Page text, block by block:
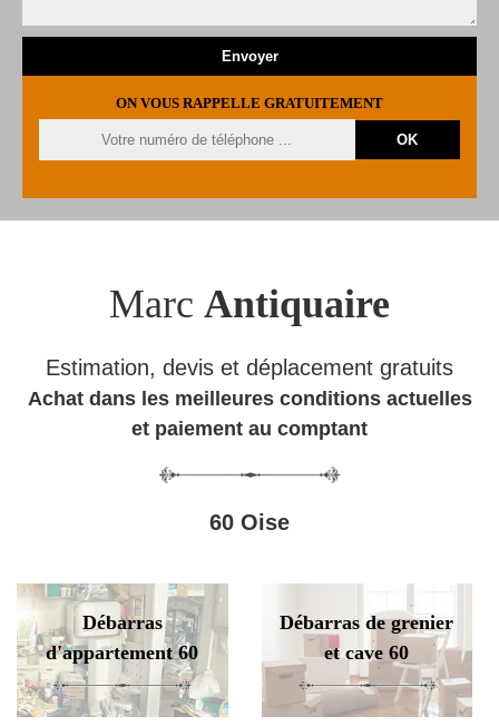
ON VOUS RAPPELLE GRATUITEMENT
Marc Antiquaire
Estimation, devis et déplacement gratuits
Achat dans les meilleures conditions actuelles
et paiement au comptant
60 Oise
Débarras
d'appartement 60
Débarras de grenier
et cave 60